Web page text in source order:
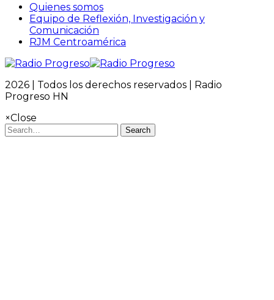
Quienes somos
Equipo de Reflexión, Investigación y
Comunicación
RJM Centroamérica
2026 | Todos los derechos reservados | Radio
Progreso HN
×Close
Search